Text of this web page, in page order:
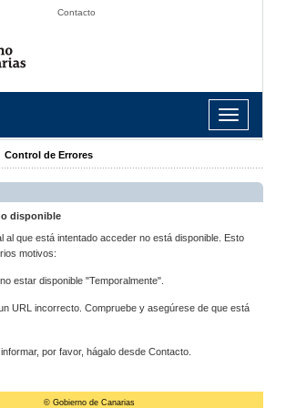
Contacto
Toggle
navigation
Control de Errores
disponible
al que está intentado acceder no está disponible. Esto
motivos:
estar disponible "Temporalmente".
URL incorrecto. Compruebe y asegúrese de que está
por favor, hágalo desde Contacto.
© Gobierno de Canarias